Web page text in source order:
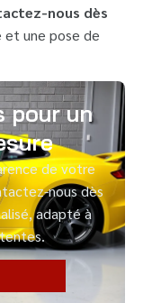
nous dès
et une pose de
pour un
de votre
nous dès
adapté à